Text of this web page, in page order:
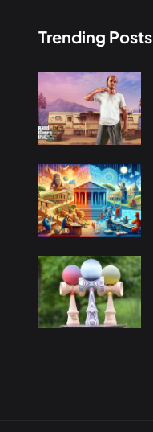
Trending Posts